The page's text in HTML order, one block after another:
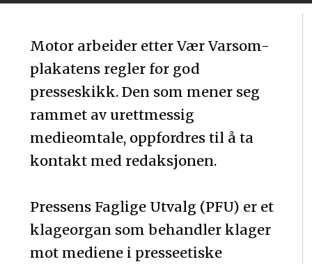
Motor arbeider etter Vær Varsom-
plakatens regler for god
presseskikk. Den som mener seg
rammet av urettmessig
medieomtale, oppfordres til å ta
kontakt med redaksjonen.
Pressens Faglige Utvalg (PFU) er et
klageorgan som behandler klager
mot mediene i presseetiske